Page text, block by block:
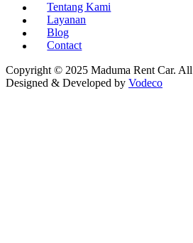
Tentang Kami
Layanan
Blog
Contact
Copyright © 2025 Maduma Rent Car. All
Designed & Developed by Vodeco